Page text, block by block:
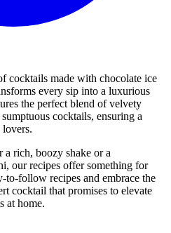
cocktails made with chocolate ice
every sip into a luxurious
the perfect blend of velvety
cocktails, ensuring a
a rich, boozy shake or a
our recipes offer something for
to-follow recipes and embrace the
cocktail that promises to elevate
at home.